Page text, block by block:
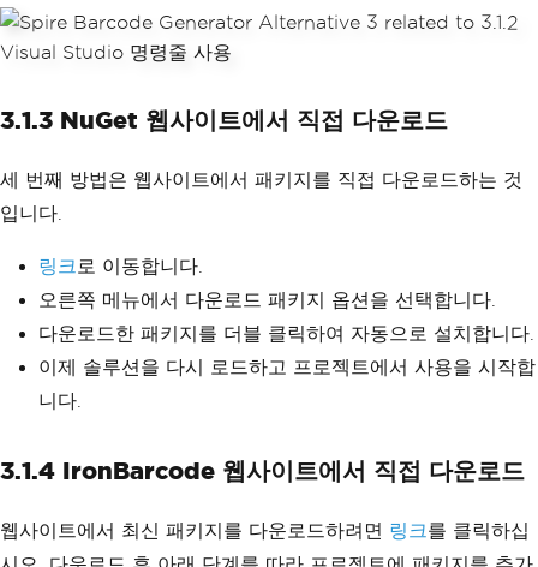
3.1.3 NuGet 웹사이트에서 직접 다운로드
세 번째 방법은 웹사이트에서 패키지를 직접 다운로드하는 것
입니다.
링크 로 이동합니다.
오른쪽 메뉴에서 다운로드 패키지 옵션을 선택합니다.
다운로드한 패키지를 더블 클릭하여 자동으로 설치합니다.
이제 솔루션을 다시 로드하고 프로젝트에서 사용을 시작합
니다.
3.1.4 IronBarcode 웹사이트에서 직접 다운로드
웹사이트에서 최신 패키지를 다운로드하려면 링크를 클릭하십